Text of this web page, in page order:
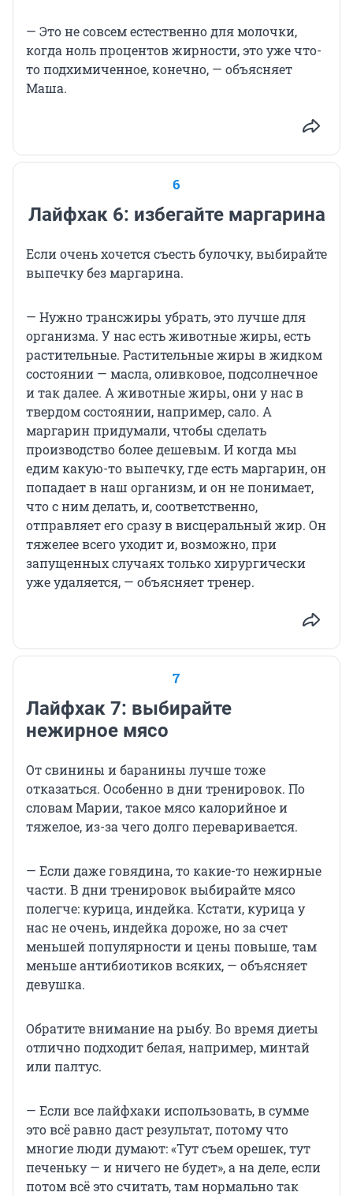
— Это не совсем естественно для молочки,
когда ноль процентов жирности, это уже что-
то подхимиченное, конечно, — объясняет
Маша.
6
Лайфхак 6: избегайте маргарина
Если очень хочется съесть булочку, выбирайте
выпечку без маргарина.
— Нужно трансжиры убрать, это лучше для
организма. У нас есть животные жиры, есть
растительные. Растительные жиры в жидком
состоянии — масла, оливковое, подсолнечное
и так далее. А животные жиры, они у нас в
твердом состоянии, например, сало. А
маргарин придумали, чтобы сделать
производство более дешевым. И когда мы
едим какую-то выпечку, где есть маргарин, он
попадает в наш организм, и он не понимает,
что с ним делать, и, соответственно,
отправляет его сразу в висцеральный жир. Он
тяжелее всего уходит и, возможно, при
запущенных случаях только хирургически
уже удаляется, — объясняет тренер.
7
Лайфхак 7: выбирайте
нежирное мясо
От свинины и баранины лучше тоже
отказаться. Особенно в дни тренировок. По
словам Марии, такое мясо калорийное и
тяжелое, из-за чего долго переваривается.
— Если даже говядина, то какие-то нежирные
части. В дни тренировок выбирайте мясо
полегче: курица, индейка. Кстати, курица у
нас не очень, индейка дороже, но за счет
меньшей популярности и цены повыше, там
меньше антибиотиков всяких, — объясняет
девушка.
Обратите внимание на рыбу. Во время диеты
отлично подходит белая, например, минтай
или палтус.
— Если все лайфхаки использовать, в сумме
это всё равно даст результат, потому что
многие люди думают: «Тут съем орешек, тут
печеньку — и ничего не будет», а на деле, если
потом всё это считать, там нормально так